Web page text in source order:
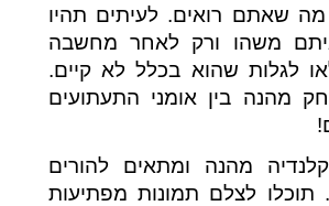
שאתם רואים. לעיתים תהיו
משהו ורק לאחר מחשבה
לגלות שהוא בכלל לא קיים.
מהנה בין אומני התעתועים
מהנה ומתאים להורים
תוכלו לצלם תמונות מפתיעות